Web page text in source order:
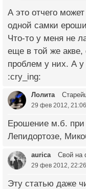
А это отчего
одной самки
Что-то у меня не
еще в той же акве,
проблем у них. А у
:cry_ing:
Лолита
29 фев 2012, 21:06
Ерошение м.б. при
Лепидортозе,
aurica Свой на
29 фев 2012, 22:26
Эту статью даже